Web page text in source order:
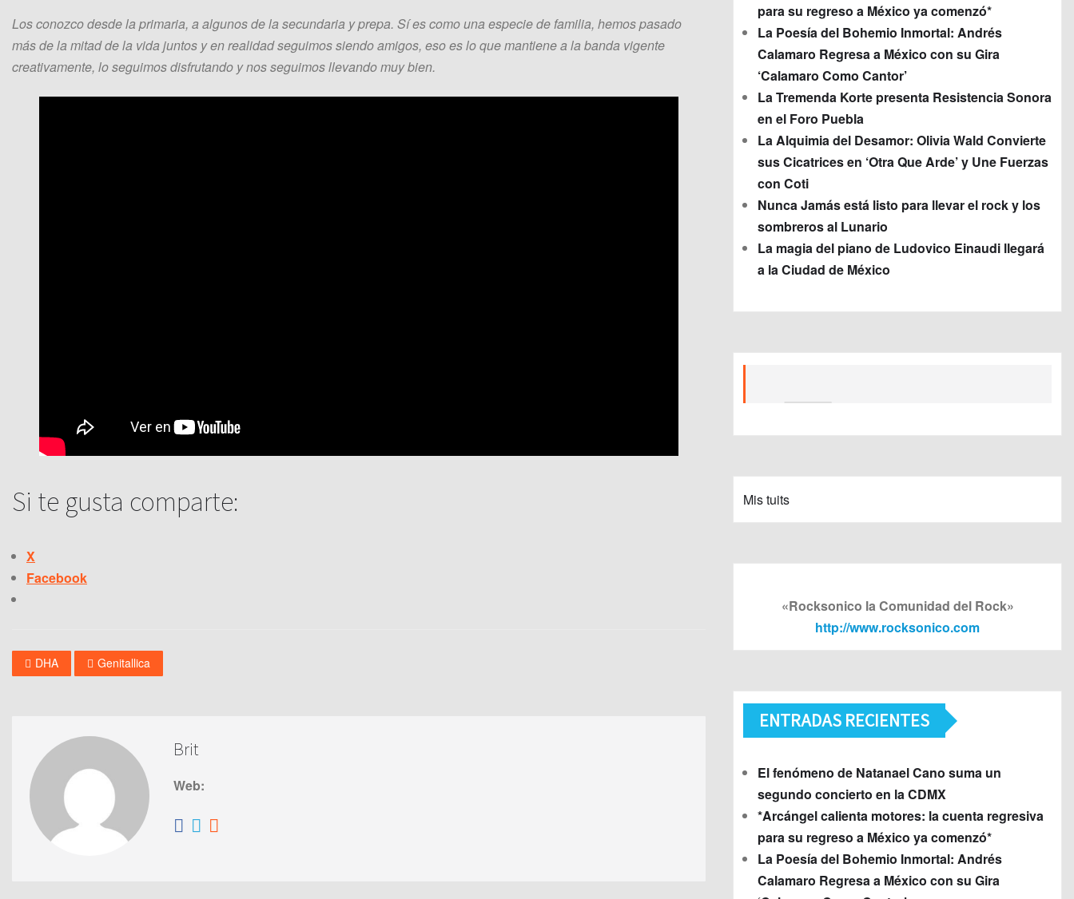
Los conozco desde la primaria, a algunos de la secundaria y prepa. Sí es como una especie de familia, hemos pasado
más de la mitad de la vida juntos y en realidad seguimos siendo amigos, eso es lo que mantiene a la banda vigente
creativamente, lo seguimos disfrutando y nos seguimos llevando muy bien.
Si te gusta comparte:
X
Facebook
DHA Genitallica
Brit
Web:
para su regreso a México ya comenzó*
La Poesía del Bohemio Inmortal: Andrés
Calamaro Regresa a México con su Gira
‘Calamaro Como Cantor’
La Tremenda Korte presenta Resistencia Sonora
en el Foro Puebla
La Alquimia del Desamor: Olivia Wald Convierte
sus Cicatrices en ‘Otra Que Arde’ y Une Fuerzas
con Coti
Nunca Jamás está listo para llevar el rock y los
sombreros al Lunario
La magia del piano de Ludovico Einaudi llegará
a la Ciudad de México
Mis tuits
«Rocksonico la Comunidad del Rock»
http://www.rocksonico.com
ENTRADAS RECIENTES
El fenómeno de Natanael Cano suma un
segundo concierto en la CDMX
*Arcángel calienta motores: la cuenta regresiva
para su regreso a México ya comenzó*
La Poesía del Bohemio Inmortal: Andrés
Calamaro Regresa a México con su Gira